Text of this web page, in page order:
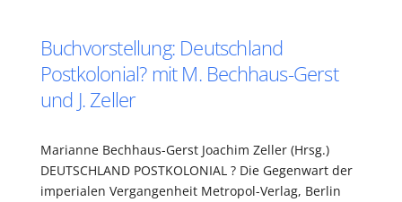
Buchvorstellung: Deutschland
Postkolonial? mit M. Bechhaus-Gerst
und J. Zeller
Marianne Bechhaus-Gerst Joachim Zeller (Hrsg.)
DEUTSCHLAND POSTKOLONIAL ? Die Gegenwart der
imperialen Vergangenheit Metropol-Verlag, Berlin